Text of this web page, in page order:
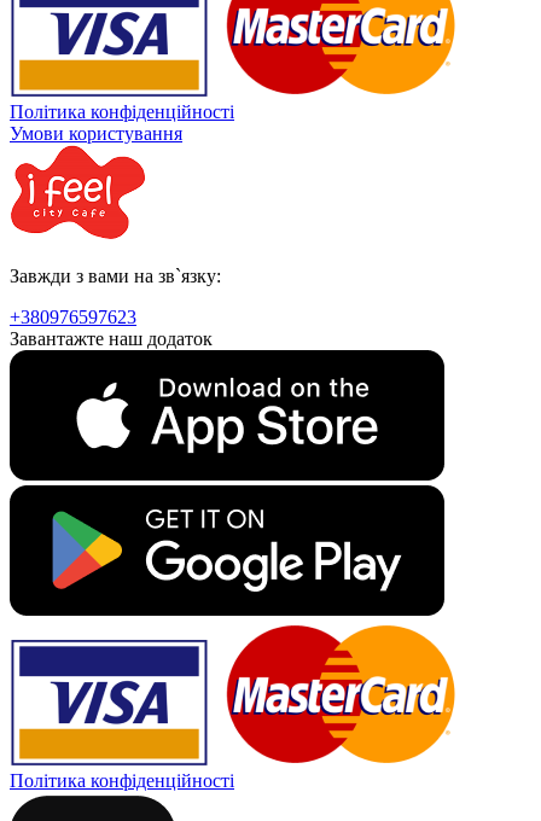
Політика конфіденційності
Умови користування
Завжди з вами на зв`язку:
+380976597623
Завантажте наш додаток
Політика конфіденційності